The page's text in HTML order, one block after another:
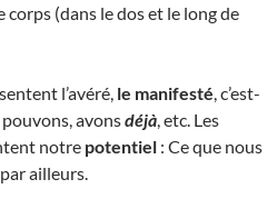
(dans le dos et le long de
l’avéré, le manifesté , c’est-
avonsdéjà , etc. Les
notre potentiel : Ce que nous
ailleurs.